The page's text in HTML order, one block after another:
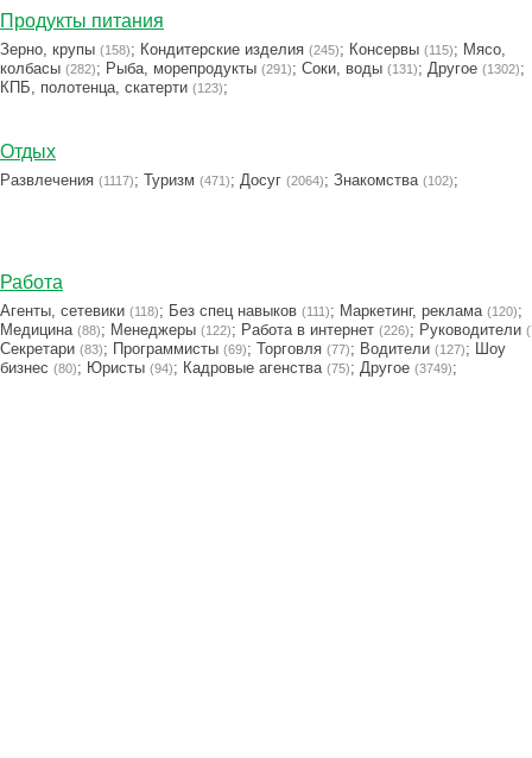
Продукты питания
Зерно, крупы (158); Кондитерские изделия (245); Консервы (115); Мясо,
колбасы (282); Рыба, морепродукты (291); Соки, воды (131); Другое (1302);
КПБ, полотенца, скатерти (123);
Отдых
Развлечения (1117); Туризм (471); Досуг (2064); Знакомства (102);
Работа
Агенты, сетевики (118); Без спец навыков (111); Маркетинг, реклама (120);
Медицина (88); Менеджеры (122); Работа в интернет (226); Руководители
Секретари (83); Программисты (69); Торговля (77); Водители (127); Шоу
бизнес (80); Юристы (94); Кадровые агенства (75); Другое (3749);